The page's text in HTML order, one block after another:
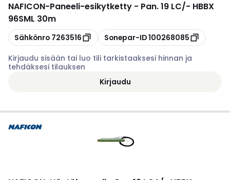
NAFICON-Paneeli-esikytketty - Pan. 19 LC/- HBBX
96SML 30m
Kopioi
Sähkönro 7263516 Kopioi
Sonepar-ID100268085
Kirjaudu sisään tai luo tili tarkistaaksesi hinnan ja
tehdäksesi tilauksen
Kirjaudu